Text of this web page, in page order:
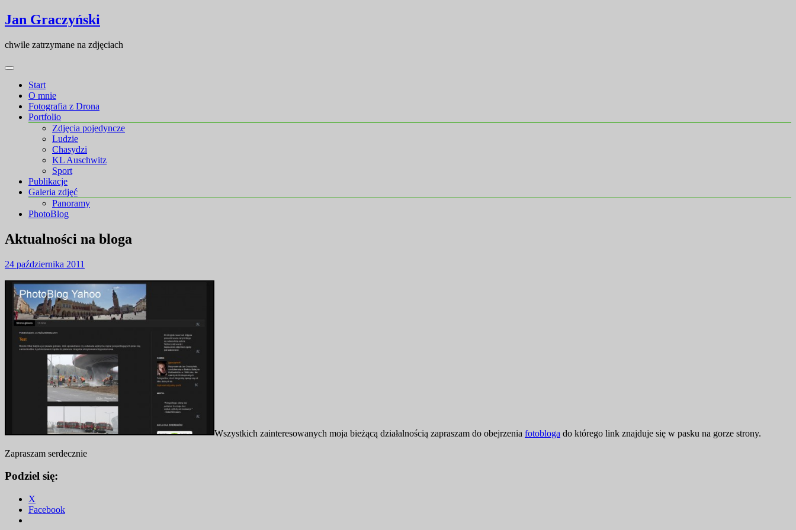
Skip
to
Skip
to
Jan Graczyński
chwile zatrzymane na zdjęciach
Start
O mnie
Fotografia z Drona
Portfolio
Zdjęcia pojedyncze
Ludzie
Chasydzi
KL Auschwitz
Sport
Publikacje
Galeria zdjęć
Panoramy
PhotoBlog
Aktualności na bloga
24 października 2011
Wszystkich zainteresowanych moja bieżącą działalnością zapraszam do obejrzenia fotobloga do którego link znajduje się w pasku na gorze strony.
Zapraszam serdecznie
Podziel się:
X
Facebook